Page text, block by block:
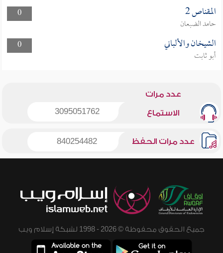
0
المقناص 2
حامد الضبعان
0
الشيخان والألباني
أبو ثابت
عدد مرات
الاستماع 3095051762
عدد مرات الحفظ 840254482
جميع الحقوق محفوظة © 2026 - 1998 لشبكة إسلام ويب